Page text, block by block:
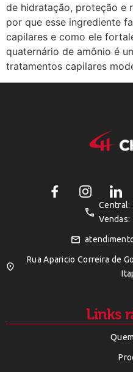
de hidratação, proteção e
por que esse ingrediente
capilares e como ele
quaternário de amônio é
tratamentos capilares
Central:
Vendas:
Rua Aparicio Correira de
Links